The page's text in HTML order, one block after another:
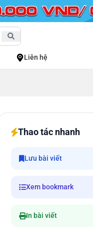
Liên hệ
Thao tác nhanh
Lưu bài viết
Xem bookmark
In bài viết